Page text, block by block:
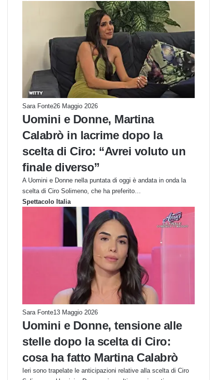
Sara Fonte26 Maggio 2026
Uomini e Donne, Martina
Calabrò in lacrime dopo la
scelta di Ciro: “Avrei voluto un
finale diverso”
A Uomini e Donne nella puntata di oggi è andata in onda la
scelta di Ciro Solimeno, che ha preferito…
Spettacolo Italia
Sara Fonte13 Maggio 2026
Uomini e Donne, tensione alle
stelle dopo la scelta di Ciro:
cosa ha fatto Martina Calabrò
Ieri sono trapelate le anticipazioni relative alla scelta di Ciro